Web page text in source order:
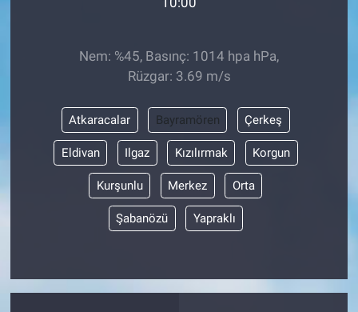
Nem: %45, Basınç: 1014 hpa hPa,
Rüzgar: 3.69 m/s
Atkaracalar Bayramören Çerkeş
Eldivan Ilgaz Kızılırmak Korgun
Kurşunlu Merkez Orta
Şabanözü Yapraklı